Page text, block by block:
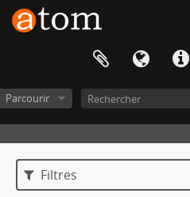
Parcourir
Filtres